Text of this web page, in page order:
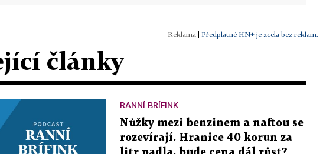
| Předplatné HN+ je zcela bez reklam.
články
RANNÍ BRÍFINK
Nůžky mezi benzinem a naftou se
rozevírají. Hranice 40 korun za